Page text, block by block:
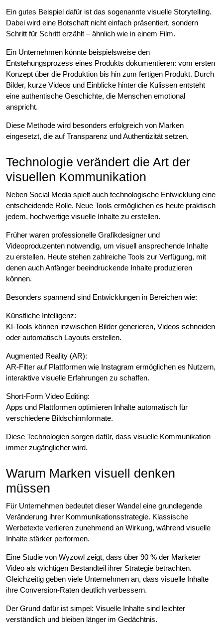
Ein gutes Beispiel dafür ist das sogenannte visuelle Storytelling.
Dabei wird eine Botschaft nicht einfach präsentiert, sondern
Schritt für Schritt erzählt – ähnlich wie in einem Film.
Ein Unternehmen könnte beispielsweise den
Entstehungsprozess eines Produkts dokumentieren: vom ersten
Konzept über die Produktion bis hin zum fertigen Produkt. Durch
Bilder, kurze Videos und Einblicke hinter die Kulissen entsteht
eine authentische Geschichte, die Menschen emotional
anspricht.
Diese Methode wird besonders erfolgreich von Marken
eingesetzt, die auf Transparenz und Authentizität setzen.
Technologie verändert die Art der
visuellen Kommunikation
Neben Social Media spielt auch technologische Entwicklung eine
entscheidende Rolle. Neue Tools ermöglichen es heute praktisch
jedem, hochwertige visuelle Inhalte zu erstellen.
Früher waren professionelle Grafikdesigner und
Videoproduzenten notwendig, um visuell ansprechende Inhalte
zu erstellen. Heute stehen zahlreiche Tools zur Verfügung, mit
denen auch Anfänger beeindruckende Inhalte produzieren
können.
Besonders spannend sind Entwicklungen in Bereichen wie:
Künstliche Intelligenz:
KI-Tools können inzwischen Bilder generieren, Videos schneiden
oder automatisch Layouts erstellen.
Augmented Reality (AR):
AR-Filter auf Plattformen wie Instagram ermöglichen es Nutzern,
interaktive visuelle Erfahrungen zu schaffen.
Short-Form Video Editing:
Apps und Plattformen optimieren Inhalte automatisch für
verschiedene Bildschirmformate.
Diese Technologien sorgen dafür, dass visuelle Kommunikation
immer zugänglicher wird.
Warum Marken visuell denken
müssen
Für Unternehmen bedeutet dieser Wandel eine grundlegende
Veränderung ihrer Kommunikationsstrategie. Klassische
Werbetexte verlieren zunehmend an Wirkung, während visuelle
Inhalte stärker performen.
Eine Studie von Wyzowl zeigt, dass über 90 % der Marketer
Video als wichtigen Bestandteil ihrer Strategie betrachten.
Gleichzeitig geben viele Unternehmen an, dass visuelle Inhalte
ihre Conversion-Raten deutlich verbessern.
Der Grund dafür ist simpel: Visuelle Inhalte sind leichter
verständlich und bleiben länger im Gedächtnis.